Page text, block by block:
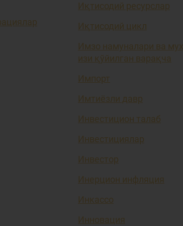
Иқтисодий ресурслар
Иқтисодий цикл
Имзо намуналари ва
изи қўйилган варақча
Импорт
Имтиёзли давр
Инвестицион талаб
Инвестициялар
Инвестор
Инерцион инфляция
Инкассо
Инновация